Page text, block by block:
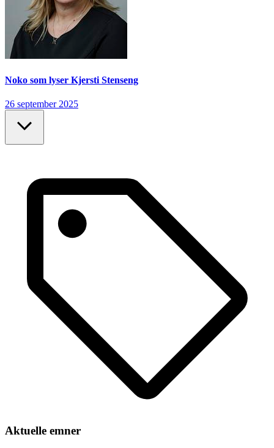
Noko som lyser Kjersti Stenseng
26 september 2025
Aktuelle emner